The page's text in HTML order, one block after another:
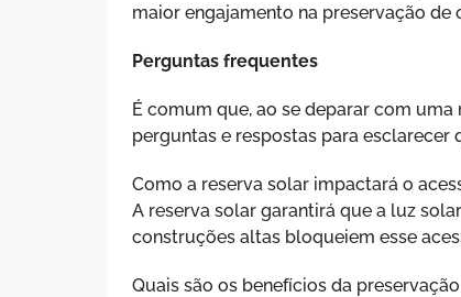
maior engajamento na preservação
Perguntas frequentes
É comum que, ao se deparar com
perguntas e respostas para esclarecer
Como a reserva solar impactará o
A reserva solar garantirá que a luz
construções altas bloqueiem esse
Quais são os benefícios da